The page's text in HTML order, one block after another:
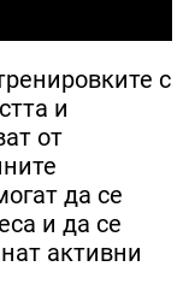
с
и
от
да се
и да се
активни